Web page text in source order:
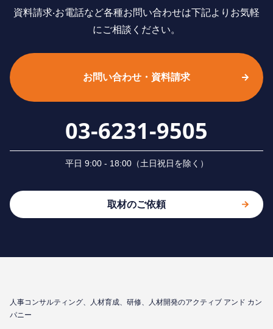
資料請求‧お電話など各種お問い合わせは下記よりお気軽
にご相談ください。
お問い合わせ・資料請求
03-6231-9505
平⽇ 9:00 - 18:00（⼟⽇祝⽇を除く）
取材のご依頼
⼈事コンサルティング、⼈材育成、研修、⼈材開発のアクティブ アンド カン
パニー